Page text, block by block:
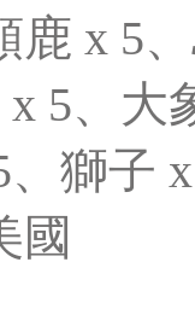
鹿 x 5
5、大
獅子
國